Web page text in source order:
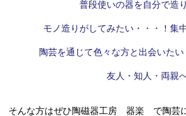
普段使いの器を自分で造
モノ造りがしてみたい・・・！集
陶芸を通じて色々な方と出会いた
友人・知人・両親
そんな方はぜひ陶磁器工房 器楽 で陶芸